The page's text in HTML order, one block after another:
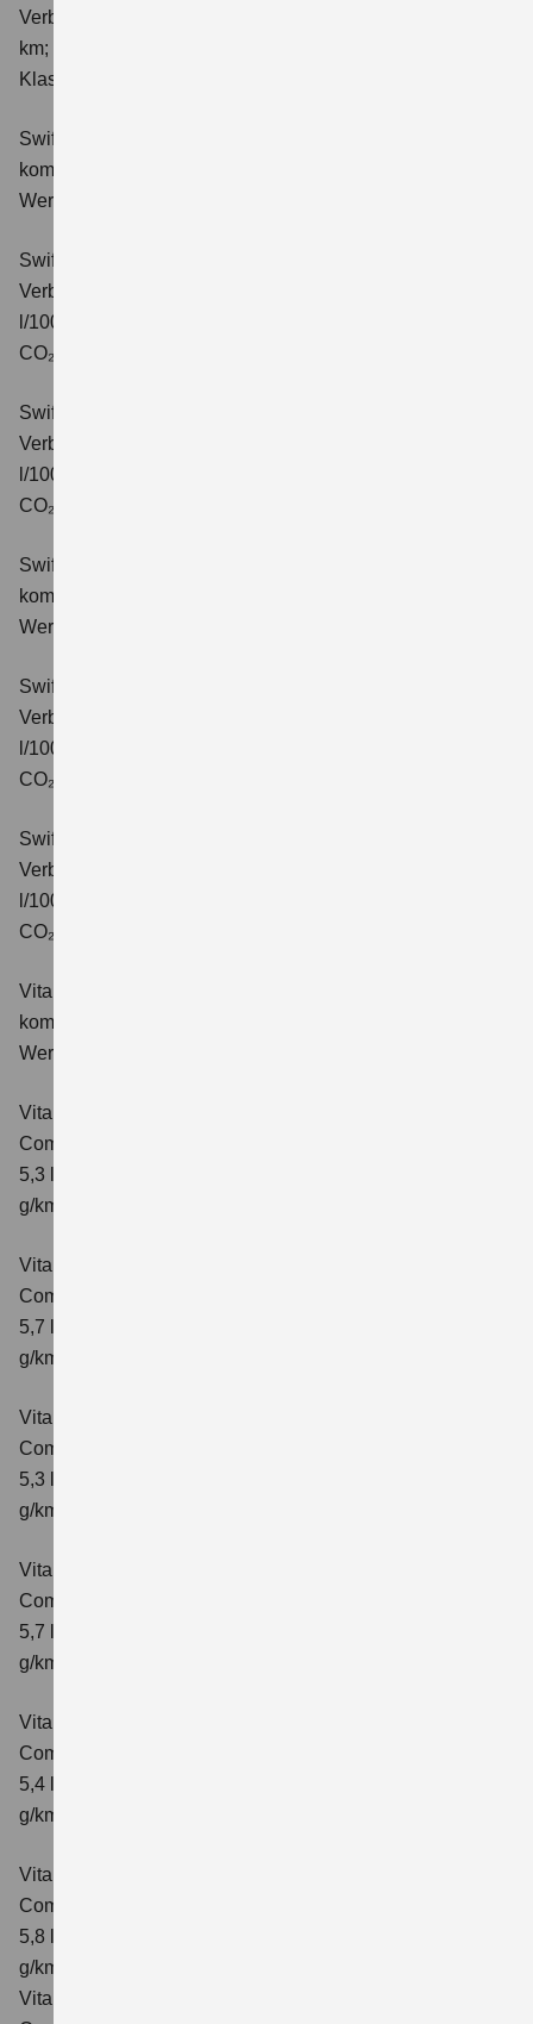
Verbrauchswerte: kombinierter Energieverbrauch 4,9 l/100
km; kombinierter Wert der CO₂-Emission: 111 g/km; CO₂-
Klasse: C.
Swift 1.2 DUALJET HYBRID Comfort
kombinierter Energieverbrauch 4,4 l/100km; kombinierter
Wert der CO₂-Emission: 99 g/km; CO₂-Klasse: C.
Swift 1.2 DUALJET HYBRID CVT Comfort
Verbrauchswerte: kombinierter Energieverbrauch 4,7
l/100km; kombinierter Wert der CO₂-Emission: 106 g/km;
CO₂-Klasse: C.
Swift 1.2 DUALJET HYBRID ALLGRIP Comfort
Verbrauchswerte: kombinierter Energieverbrauch 4,9
l/100km; kombinierter Wert der CO₂-Emission: 110 g/km;
CO₂-Klasse: C.
Swift 1.2 DUALJET HYBRID Comfort+
kombinierter Energieverbrauch 4,4 l/100km; kombinierter
Wert der CO₂-Emission: 99 g/km; CO₂-Klasse: C.
Swift 1.2 DUALJET HYBRID CVT Comfort+
Verbrauchswerte: kombinierter Energieverbrauch 4,7
l/100km; kombinierter Wert der CO₂-Emission: 106 g/km;
CO₂-Klasse: C.
Swift 1.2 DUALJET HYBRID ALLGRIP Comfort+
Verbrauchswerte: kombinierter Energieverbrauch 4,9
l/100km; kombinierter Wert der CO₂-Emission: 110 g/km;
CO₂-Klasse: C.
Vitara 1.4 BOOSTERJET HYBRID Club
kombinierter Energieverbrauch 5,3 l/100km; kombinierter
Wert der CO₂-Emission: 119 g/km; CO₂-Klasse: D
Vitara 1.4 BOOSTERJET HYBRID
Comfort
5,3 l/100km; kombinierter Wert der CO₂-Emission: 119
g/km; CO₂-Klasse: D
Vitara 1.4 BOOSTERJET HYBRID AT
Comfort
5,7 l/100 km; kombinierter Wert der CO₂-Emission: 129
g/km; CO₂-Klasse: D
Vitara 1.4 BOOSTERJET HYBRID
Comfort+
5,3 l/100km; kombinierter Wert der CO₂-Emission: 120
g/km; CO₂-Klasse: D
Vitara 1.4 BOOSTERJET HYBRID AT
Comfort+
5,7 l/100km; kombinierter Wert der CO₂-Emission: 130
g/km; CO₂-Klasse: D
Vitara 1.4 BOOSTERJET HYBRID ALLGRIP
Comfort
5,4 l/100km; kombinierter Wert der CO₂-Emission: 129
g/km; CO₂-Klasse: D
Vitara 1.4 BOOSTERJET HYBRID ALLGRIP AT
Comfort
5,8 l/100 km; kombinierter Wert der CO₂-Emission: 137
g/km; CO₂-Klasse: E
Vitara 1.4 BOOSTERJET HYBRID ALLGRIP